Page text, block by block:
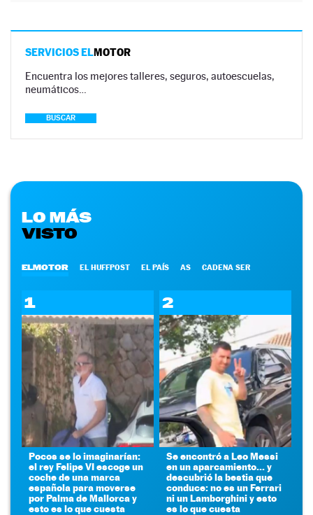
SERVICIOS ELMOTOR
Encuentra los mejores talleres, seguros, autoescuelas,
neumáticos…
BUSCAR
LO MÁS
VISTO
ELMOTOR EL HUFFPOST EL PAÍS AS CADENA SER
1
Pocos se lo imaginarían:
el rey Felipe VI escoge un
coche de una marca
española para moverse
por Palma de Mallorca y
esto es lo que cuesta
2
Se encontró a Leo Messi
en un aparcamiento... y
descubrió la bestia que
conduce: no es un Ferrari
ni un Lamborghini y esto
es lo que cuesta